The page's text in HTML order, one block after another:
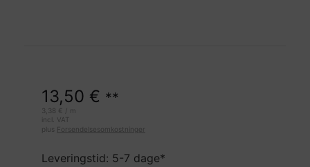
13,50 € **
3,38 €
m
incl. VAT
plus
Forsendelsesomkostninger
Leveringstid: 5-7 dage*